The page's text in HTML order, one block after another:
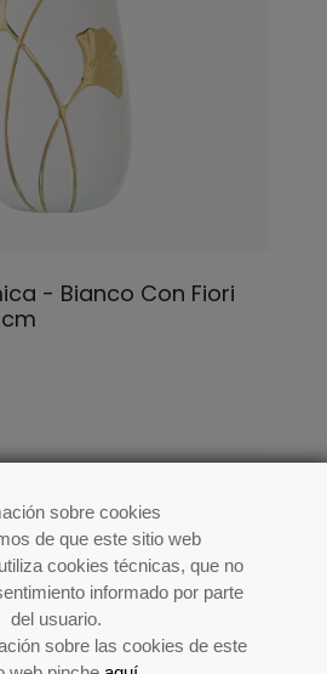
sobre cookies
de que este sitio web
cookies técnicas, que no
informado por parte
del usuario.
sobre las cookies de este
- Bianco Con Fiori